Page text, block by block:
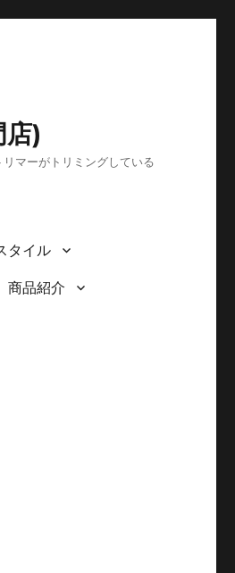
)
マーがトリミングしている
タイル
商品紹介